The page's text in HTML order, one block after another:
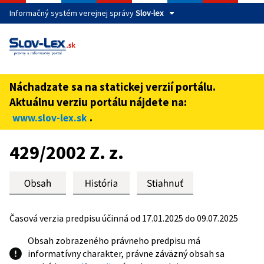
Informačný systém verejnej správySlov-lex
Táto stránka je zabezpečená
cez zabezpečenú webovú stránku verejnej správy SR.
Zabezpečená stránka vždy začína https:// pred názvom
domény webového sídla.
Náchadzate sa na statickej verzií portálu.
Aktuálnu verziu portálu nájdete na:
www.slov-lex.sk .
Preskoč na obsah
429/2002 Z. z.
Časová verzia predpisu účinná od 17.01.2025 do 09.07.2025
Obsah zobrazeného právneho predpisu má
informatívny charakter, právne záväzný obsah sa